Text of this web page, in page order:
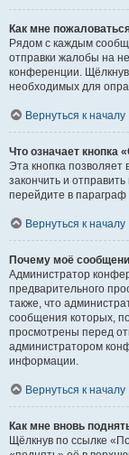
Как мне
Рядом с каждым
отправки жалобы на
конференции.
необходимых для
Вернуться к началу
Что означает кнопка
Эта кнопка позволяет
закончить и
перейдите в
Вернуться к началу
Почему моё
Администратор
предварительного
также, что
сообщения которых,
просмотрены перед
администратором
информации.
Вернуться к началу
Как мне вновь
Щёлкнув по ссылке